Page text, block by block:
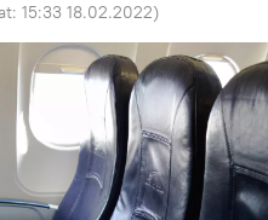
15:33 18.02.2022)